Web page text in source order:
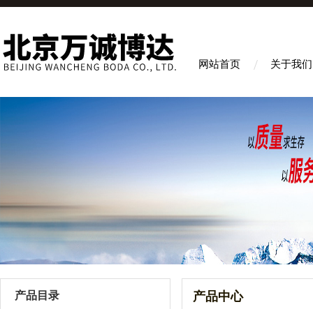
网站首页 关于我们
产品目录 产品中心